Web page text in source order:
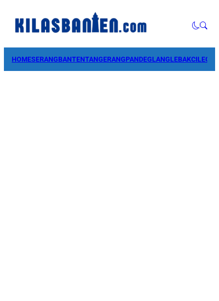
HOMESERANGBANTENTANGERANGPANDEGLANGLEBAK